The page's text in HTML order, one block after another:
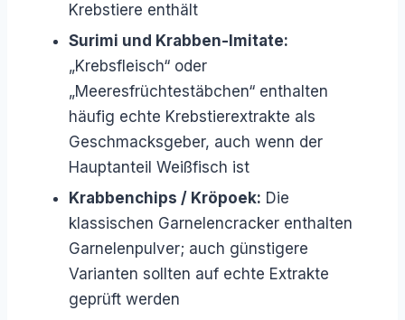
Krebstiere enthält
Surimi und Krabben-Imitate:
„Krebsfleisch“ oder
„Meeresfrüchtestäbchen“ enthalten
häufig echte Krebstierextrakte als
Geschmacksgeber, auch wenn der
Hauptanteil Weißfisch ist
Krabbenchips / Kröpoek: Die
klassischen Garnelencracker enthalten
Garnelenpulver; auch günstigere
Varianten sollten auf echte Extrakte
geprüft werden